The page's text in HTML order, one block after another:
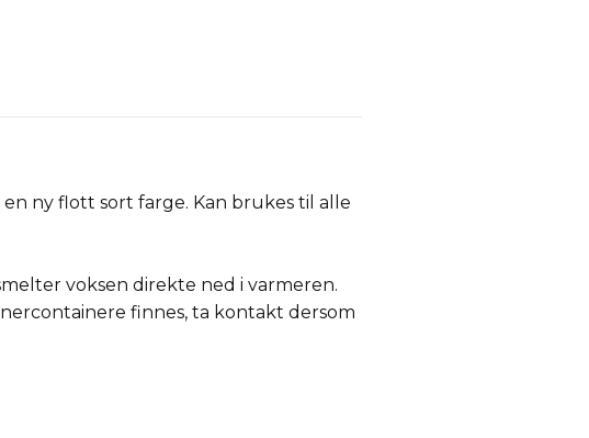
ny flott sort farge. Kan brukes til alle
voksen direkte ned i varmeren.
finnes, ta kontakt dersom